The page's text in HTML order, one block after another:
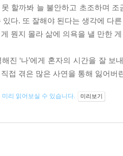
할까봐 늘 불안하고 초조하며
있다. 또 잘해야 된다는 생각에 다
뭔지 몰라 삶에 의욕을 낼 만한
진 ‘나’에게 혼자의 시간을 잘
접 겪은 많은 사연을 통해 잃어
미리 읽어보실 수 있습니다. 미리보기